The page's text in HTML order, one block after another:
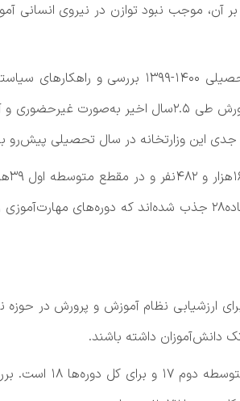
آن، موجب نبود توازن در نیروی انسانی
مرکز پژوهش‌های مجلس در گزارشی وضعیت بحران نیروی انسانی در آموزش و پرورش
نیروی انسانی این وزارتخانه ارائه کرده است. این در حالی است که با شیوع پاندمی کووید۱۹،
این وزارتخانه در سال تحصیلی پیش‌رو
وجود داشته اما به‌گفته معاون وزیر آموزش و پرورش در سال تحصیلی پیش‌رو، ۳۴هزار معلم از طریق
برای ارزشیابی نظام آموزش و پرورش در
دانش‌آموزان داشته باشند.
استاندارد درنظر گرفته شده برای این